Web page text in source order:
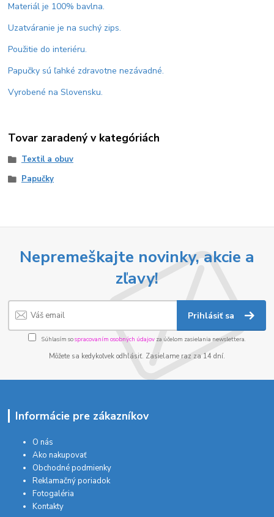
Materiál je 100% bavlna.
Uzatváranie je na suchý zips.
Použitie do interiéru.
Papučky sú ľahké zdravotne nezávadné.
Vyrobené na Slovensku.
Tovar zaradený v kategóriách
Textil a obuv
Papučky
Nepremeškajte novinky, akcie a
zľavy!
Prihlásiť sa
Súhlasím sospracovaním osobných údajov za účelom zasielania newslettera.
Môžete sa kedykoľvek odhlásiť. Zasielame raz za 14 dní.
Informácie pre zákazníkov
O nás
Ako nakupovať
Obchodné podmienky
Reklamačný poriadok
Fotogaléria
Kontakty